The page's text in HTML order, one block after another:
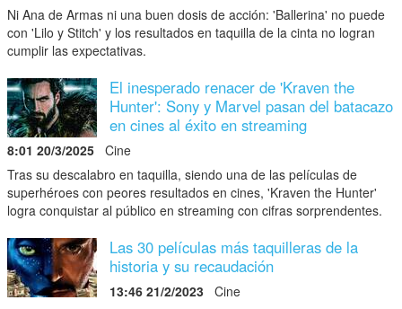
Ni Ana de Armas ni una buen dosis de acción: 'Ballerina' no puede
con 'Lilo y Stitch' y los resultados en taquilla de la cinta no logran
cumplir las expectativas.
El inesperado renacer de 'Kraven the
Hunter': Sony y Marvel pasan del batacazo
en cines al éxito en streaming
8:01 20/3/2025 Cine
Tras su descalabro en taquilla, siendo una de las películas de
superhéroes con peores resultados en cines, 'Kraven the Hunter'
logra conquistar al público en streaming con cifras sorprendentes.
Las 30 películas más taquilleras de la
historia y su recaudación
13:46 21/2/2023 Cine